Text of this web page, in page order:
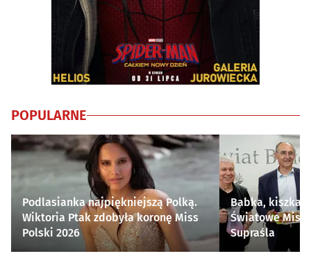
POPULARNE
Podlasianka najpiękniejszą Polką.
Wiktoria Ptak zdobyła koronę Miss
Polski 2026
Babka, kiszka i
Światowe
Supraśla